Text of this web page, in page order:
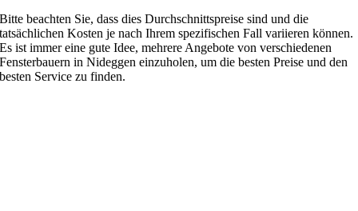
Bitte beachten Sie, dass dies Durchschnittspreise sind und die
tatsächlichen Kosten je nach Ihrem spezifischen Fall variieren können.
Es ist immer eine gute Idee, mehrere Angebote von verschiedenen
Fensterbauern in Nideggen einzuholen, um die besten Preise und den
besten Service zu finden.